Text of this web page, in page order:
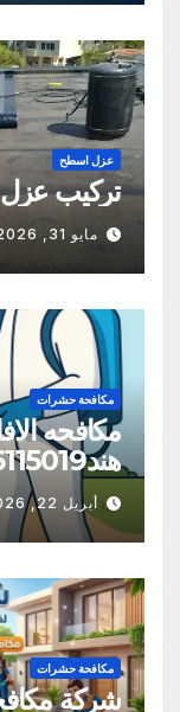
عزل اسطح
تركيب عزل في
مايو 31, 2026
مكافحة حشرات
مكافحه
هند0556115019
أبريل 22, 2026
مكافحة حشرات
شركة